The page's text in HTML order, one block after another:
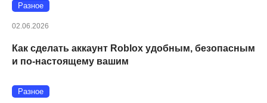
Разное
02.06.2026
Как сделать аккаунт Roblox удобным, безопасным
и по-настоящему вашим
Разное